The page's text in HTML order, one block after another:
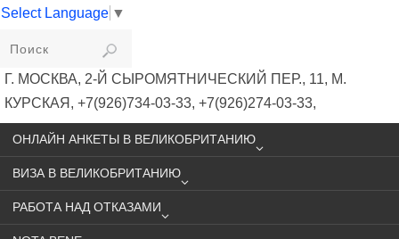
Select Language ▼
VIKIVISA
Г. МОСКВА, 2-Й СЫРОМЯТНИЧЕСКИЙ ПЕР., 11, М.
КУРСКАЯ, +7(926)734-03-33, +7(926)274-03-33,
VISA@VIKIVISA.RU
ОНЛАЙН АНКЕТЫ В ВЕЛИКОБРИТАНИЮ
ВИЗА В ВЕЛИКОБРИТАНИЮ
РАБОТА НАД ОТКАЗАМИ